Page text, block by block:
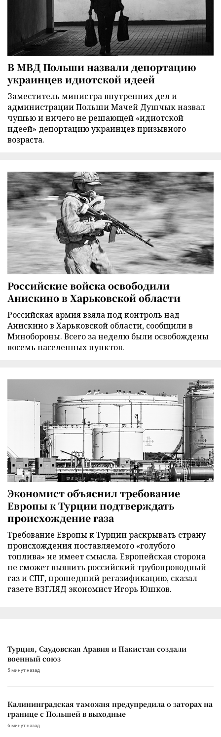
В МВД Польши назвали депортацию
украинцев идиотской идеей
Заместитель министра внутренних дел и
администрации Польши Мачей Душчык назвал
чушью и ничего не решающей «идиотской
идеей» депортацию украинцев призывного
возраста.
Российские войска освободили
Анискино в Харьковской области
Российская армия взяла под контроль над
Анискино в Харьковской области, сообщили в
Минобороны. Всего за неделю были освобождены
восемь населенных пунктов.
Экономист объяснил требование
Европы к Турции подтверждать
происхождение газа
Требование Европы к Турции раскрывать страну
происхождения поставляемого «голубого
топлива» не имеет смысла. Европейская сторона
не сможет выявить российский трубопроводный
газ и СПГ, прошедший регазификацию, сказал
газете ВЗГЛЯД экономист Игорь Юшков.
Турция, Саудовская Аравия и Пакистан создали
военный союз
5 минут назад
Калининградская таможня предупредила о заторах на
границе с Польшей в выходные
6 минут назад